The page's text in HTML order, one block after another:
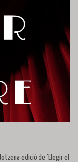
edició de 'Llegir el